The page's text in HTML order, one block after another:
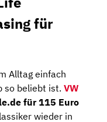
für
Alltag einfach
so beliebt ist. VW
für 115 Euro
wieder in